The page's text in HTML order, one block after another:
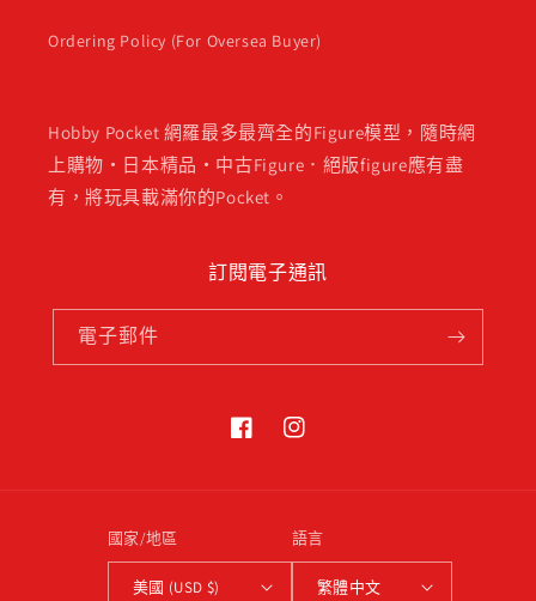
Ordering Policy (For Oversea Buyer)
Hobby Pocket 網羅最多最齊全的Figure模型，隨時網
上購物・日本精品・中古Figure．絕版figure應有盡
有，將玩具載滿你的Pocket。
訂閱電子通訊
電子郵件
FacebookInstagram
國家/地區
美國 (USD $)
語言
繁體中文